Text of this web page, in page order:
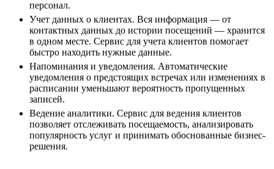
персонал.
Учет данных о клиентах. Вся информация — от
контактных данных до истории посещений — хранится
в одном месте. Сервис для учета клиентов помогает
быстро находить нужные данные.
Напоминания и уведомления. Автоматические
уведомления о предстоящих встречах или изменениях в
расписании уменьшают вероятность пропущенных
записей.
Ведение аналитики. Сервис для ведения клиентов
позволяет отслеживать посещаемость, анализировать
популярность услуг и принимать обоснованные бизнес-
решения.